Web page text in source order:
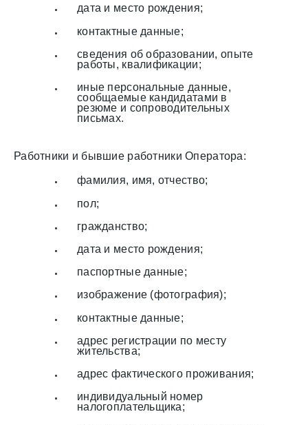
дата и место рождения;
контактные данные;
сведения об образовании, опыте
работы, квалификации;
иные персональные данные,
сообщаемые кандидатами в
резюме и сопроводительных
письмах.
Работники и бывшие работники Оператора:
фамилия, имя, отчество;
пол;
гражданство;
дата и место рождения;
паспортные данные;
изображение (фотография);
контактные данные;
адрес регистрации по месту
жительства;
адрес фактического проживания;
индивидуальный номер
налогоплательщика;